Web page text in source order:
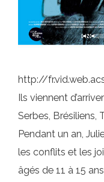
http://
Ils viennent
Serbes, Brésiliens,
Pendant un an,
les conflits et les
âgés de 11 à 15